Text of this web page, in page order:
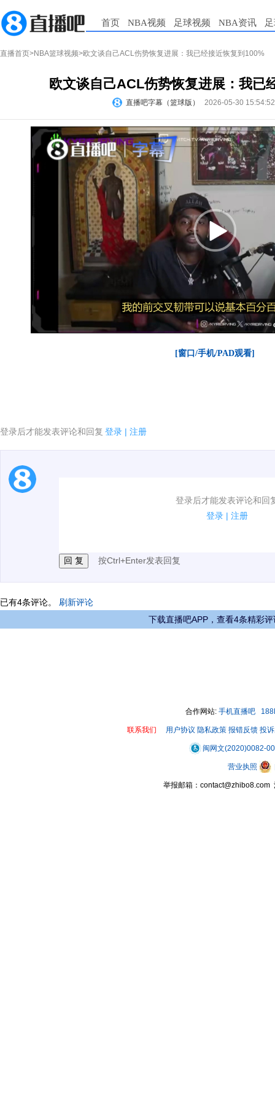
首页 NBA视频 足球视频 NBA资讯
直播首页>NBA篮球视频>欧文谈自己ACL伤势恢复进展：我已经接近恢复到100%
欧文谈自己ACL伤势恢复进展：我已
直播吧字幕（篮球版） 2026-05-30
[窗口/手机/PAD观看]
登录后才能发表评论和回复 登录 | 注册
登录后才能发表评论和回
登录 | 注册
1.电脑端新用户可以发表评论了！
按Ctrl+Enter发表回复
已有4条评论。 刷新评论
下载直播吧APP，查看4条精彩评
合作网站: 手机直播吧
联系我们 用户协议 隐私政策 报错反馈 投
闽网文(2020)0082-
营业执照
举报邮箱：